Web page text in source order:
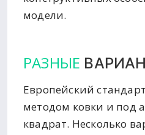
модели.
РАЗНЫЕ
Европейский
методом ковки и под
квадрат. Несколько